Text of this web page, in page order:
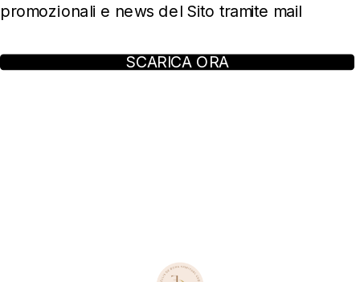
promozionali e news del Sito tramite mail
SCARICA ORA